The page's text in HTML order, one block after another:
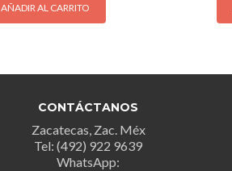
AÑADIR AL CARRITO
CONTÁCTANOS
Zacatecas, Zac. Méx
Tel: (492) 922 9639
WhatsApp: